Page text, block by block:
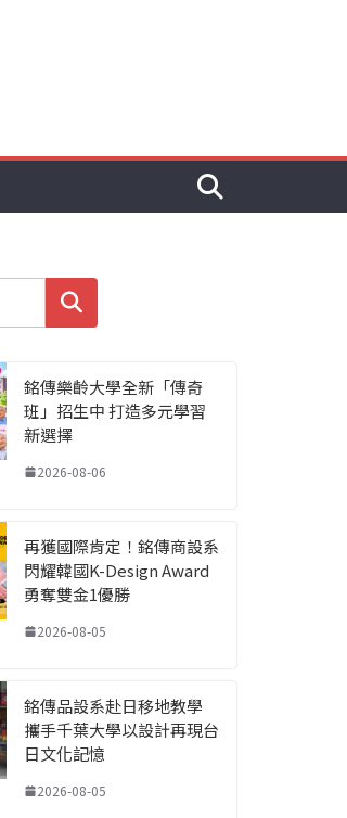
搜尋
銘傳樂齡大學全新「傳奇
班」招生中 打造多元學習
新選擇
2026-08-06
再獲國際肯定！銘傳商設系
閃耀韓國K-Design Award
勇奪雙金1優勝
2026-08-05
銘傳品設系赴日移地教學
攜手千葉大學以設計再現台
日文化記憶
2026-08-05